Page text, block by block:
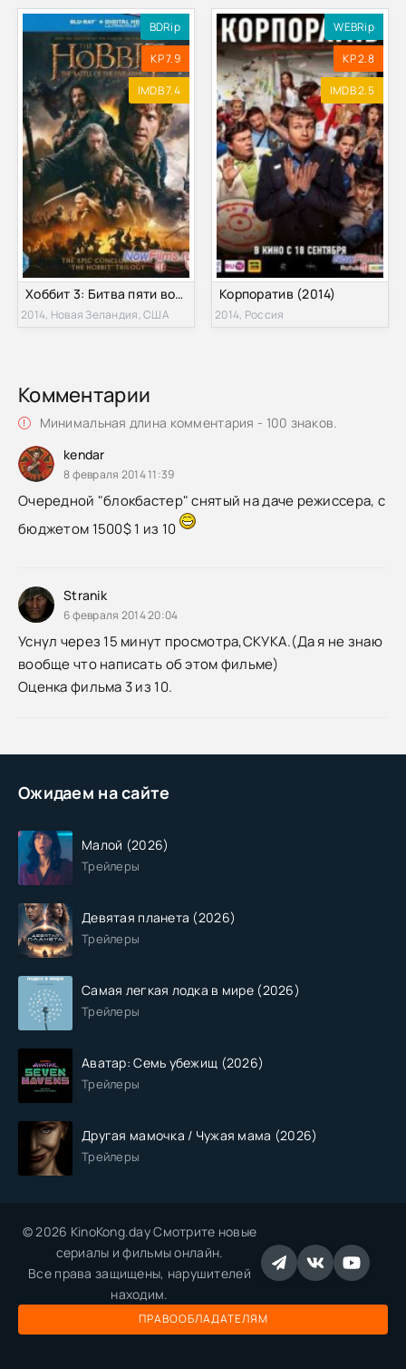
Ожидаем на сайте
Малой (2026)
Трейлеры
Девятая планета (2026)
Трейлеры
Самая легкая лодка в мире (2026)
Трейлеры
Аватар: Семь убежищ (2026)
Трейлеры
Другая мамочка / Чужая мама (2026)
Трейлеры
BDRip
KP 7.9
IMDB 7.4
Хоббит 3: Битва пяти воинств (2014)
2014, Новая Зеландия, США
WEBRip
KP 2.8
IMDB 2.5
Корпоратив (2014)
2014, Россия
Комментарии
Минимальная длина комментария - 100 знаков.
kendar
8 февраля 2014 11:39
Очередной "блокбастер" снятый на даче режиссера, с
бюджетом 1500$ 1 из 10
Stranik
6 февраля 2014 20:04
Уснул через 15 минут просмотра,СКУКА.(Да я не знаю
вообще что написать об этом фильме)
Оценка фильма 3 из 10.
© 2026 KinoKong.day Смотрите новые
сериалы и фильмы онлайн.
Все права защищены, нарушителей
находим.
ПРАВООБЛАДАТЕЛЯМ